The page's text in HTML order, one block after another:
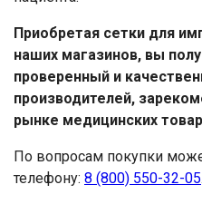
Приобретая сетки для
наших магазинов, вы
проверенный и
производителей,
рынке медицинских
По вопросам покупки
телефону: 8 (800) 550-32-05